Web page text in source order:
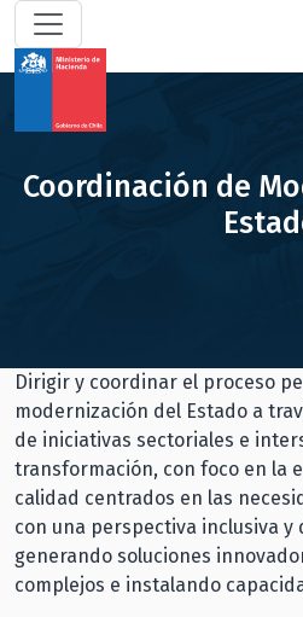
Coordinación de
Dirigir y coordinar el proceso
modernización del Estado a
de iniciativas sectoriales e
transformación, con foco en la
calidad centrados en las
con una perspectiva inclusiva y
generando soluciones
complejos e instalando